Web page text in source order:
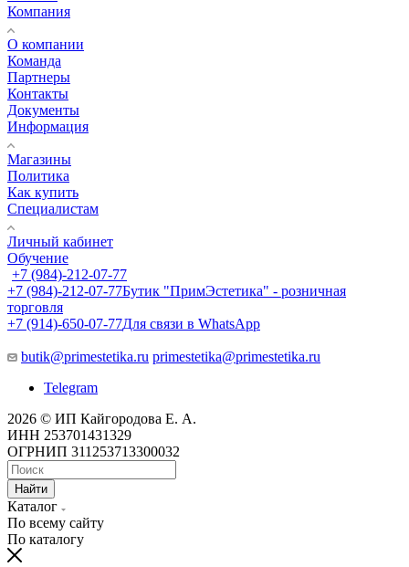
Компания
О компании
Команда
Партнеры
Контакты
Документы
Информация
Магазины
Политика
Как купить
Специалистам
Личный кабинет
Обучение
+7 (984)-212-07-77
+7 (984)-212-07-77Бутик "ПримЭстетика" - розничная
торговля
+7 (914)-650-07-77Для связи в WhatsApp
butik@primestetika.ru primestetika@primestetika.ru
Telegram
2026 © ИП Кайгородова Е. А.
ИНН 253701431329
ОГРНИП 311253713300032
Найти
Каталог
По всему сайту
По каталогу